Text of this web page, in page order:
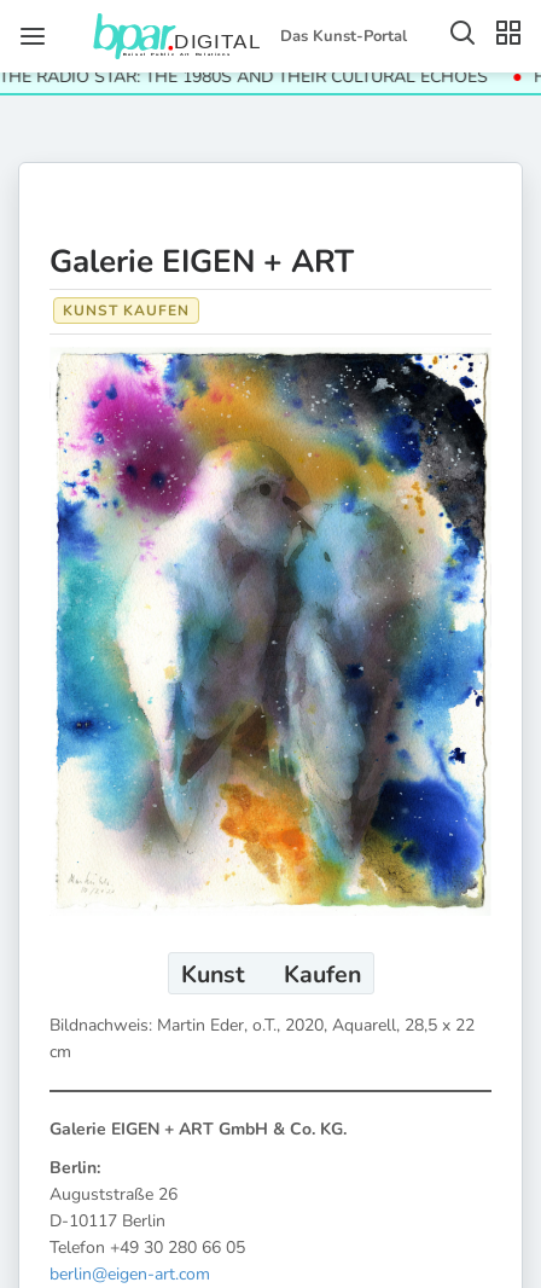
Das Kunst-Portal
STAR: THE 1980S AND THEIR CULTURAL ECHOES Helga
Galerie EIGEN + ART
KUNST KAUFEN
Kunst Kaufen
Bildnachweis: Martin Eder, o.T., 2020, Aquarell, 28,5 x 22
cm
Galerie EIGEN + ART GmbH & Co. KG.
Berlin:
Auguststraße 26
D-10117 Berlin
Telefon +49 30 280 66 05
berlin@eigen-art.com